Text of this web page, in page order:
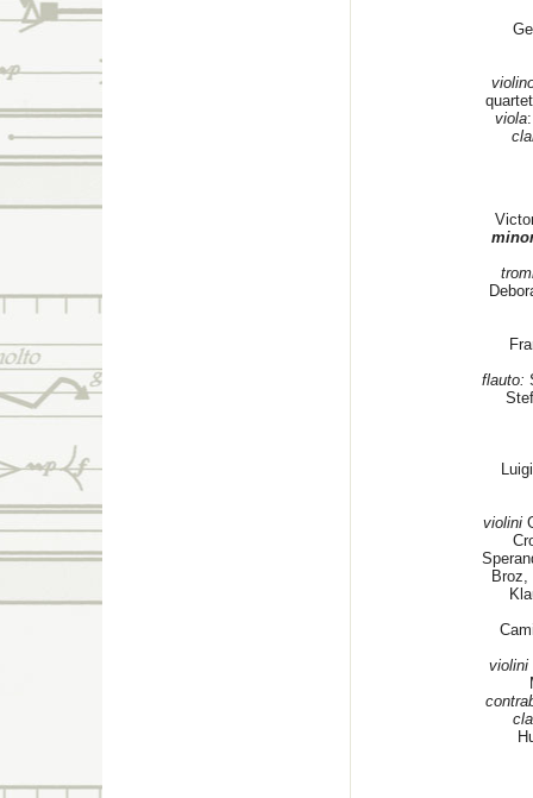
viola
flauto:
violini
violini